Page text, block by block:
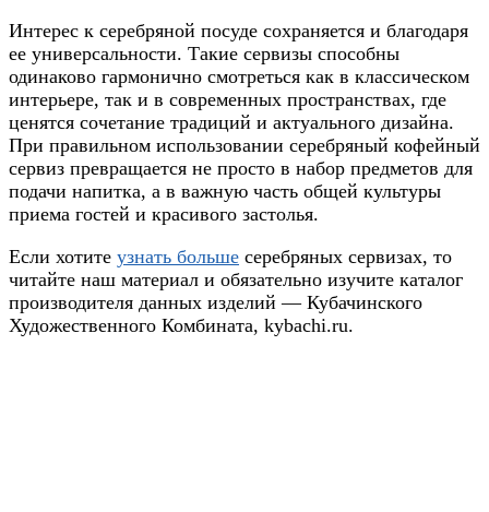
Интерес к серебряной посуде сохраняется и благодаря
ее универсальности. Такие сервизы способны
одинаково гармонично смотреться как в классическом
интерьере, так и в современных пространствах, где
ценятся сочетание традиций и актуального дизайна.
При правильном использовании серебряный кофейный
сервиз превращается не просто в набор предметов для
подачи напитка, а в важную часть общей культуры
приема гостей и красивого застолья.
Если хотите узнать больше серебряных сервизах, то
читайте наш материал и обязательно изучите каталог
производителя данных изделий — Кубачинского
Художественного Комбината, kybachi.ru.